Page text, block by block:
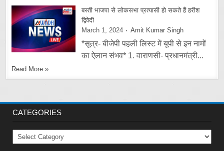
बस्ती भाजपा से लोकसभा प्रत्यासी हो सकते हैं हरीश
द्विवेदी
March 1, 2024
Amit Kumar Singh
*सूत्र- बीजेपी पहली लिस्ट में यूपी से इन नामों
का ऐलान संभव* 1. वाराणसी- प्रधानमंत्री...
Read More »
CATEGORIES
Categories